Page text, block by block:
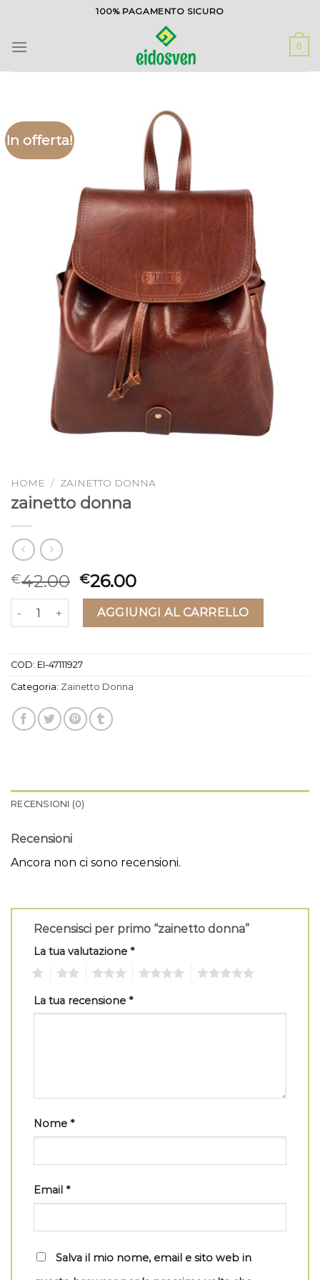
contenuti
100% PAGAMENTO SICURO
0
In offerta!
HOME / ZAINETTO DONNA
zainetto donna
€42.00 €26.00
zainetto donna quantitàAGGIUNGI AL CARRELLO
COD: EI-47111927
Categoria: Zainetto Donna
RECENSIONI (0)
Recensioni
Ancora non ci sono recensioni.
Recensisci per primo “zainetto donna”
La tua valutazione *
La tua recensione *
Nome *
Email *
Salva il mio nome, email e sito web in